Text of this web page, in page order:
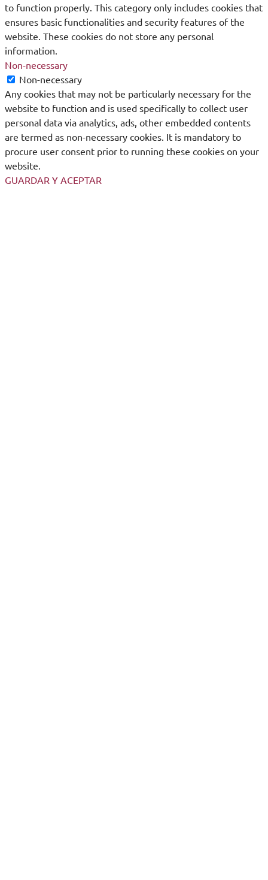
to function properly. This category only includes cookies that
ensures basic functionalities and security features of the
website. These cookies do not store any personal
information.
Non-necessary
Non-necessary
Any cookies that may not be particularly necessary for the
website to function and is used specifically to collect user
personal data via analytics, ads, other embedded contents
are termed as non-necessary cookies. It is mandatory to
procure user consent prior to running these cookies on your
website.
GUARDAR Y ACEPTAR